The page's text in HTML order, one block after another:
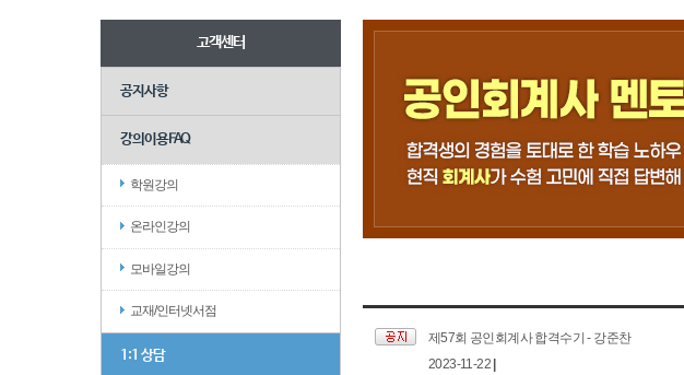
고객센터
공지사항
강의이용FAQ
학원강의
온라인강의
모바일강의
교재/인터넷서점
1:1 상담
제57회 공인회계사 합격수기 - 강준찬
2023-11-22